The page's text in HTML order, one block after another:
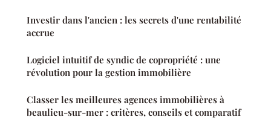
Investir dans l'ancien : les secrets d'une rentabilité
accrue
Logiciel intuitif de syndic de copropriété : une
révolution pour la gestion immobilière
Classer les meilleures agences immobilières à
beaulieu-sur-mer : critères, conseils et comparatif